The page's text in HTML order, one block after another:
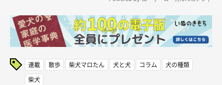
連載 散歩 柴犬マロたん 犬と犬 コラム
犬の種類
柴犬